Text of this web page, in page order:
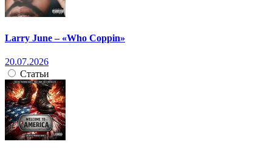
Larry June – «Who Coppin»
20.07.2026
Статьи